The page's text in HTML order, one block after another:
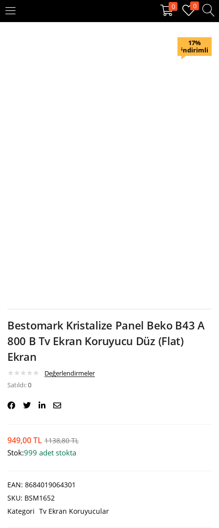
0 0
KAYIT OL
17%
indirimli
Bestomark Kristalize Panel Beko B43 A
800 B Tv Ekran Koruyucu Düz (Flat)
Ekran
Değerlendirmeler
Satıldı:0
949,00TL 1138,80TL
Stok:999 adet stokta
EAN: 8684019064301
SKU: BSM1652
Kategori Tv Ekran Koruyucular